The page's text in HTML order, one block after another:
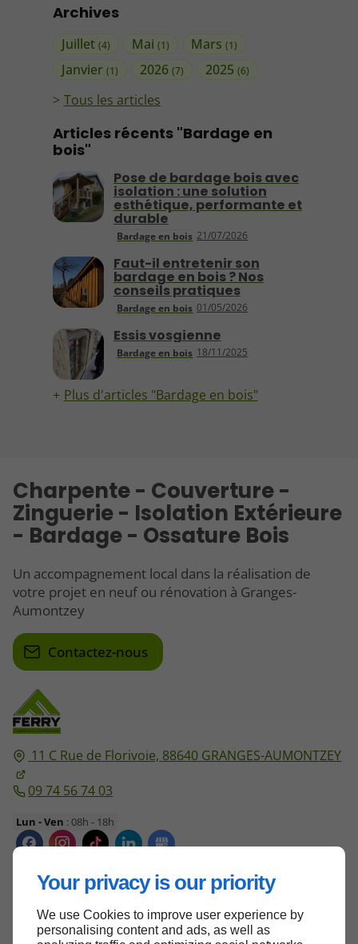
Your privacy is our priority
We use Cookies to improve user experience by
personalising content and ads, as well as
Archives
Juillet (4) Mai(1) Mars(1)
Janvier (1) 2026(7) 2025(6)
Tous les articles
Articles récents "Bardage en
bois"
Bardage en bois 21/07/2026
Pose de bardage bois avec
isolation : une solution
esthétique, performante et
durable
Bardage en bois 01/05/2026
Faut-il entretenir son
bardage en bois ? Nos
conseils pratiques
Bardage en bois 18/11/2025
Essis vosgienne
Plus d'articles "Bardage en bois"
11 C Rue de Florivoie, 88640 GRANGES-AUMONTZEY
09 74 56 74 03
Lun - Ven : 08h - 18h
Accueil
Contactez-nous
Charpente - Couverture -
Zinguerie - Isolation Extérieure
- Bardage - Ossature Bois
Un accompagnement local dans la réalisation de
votre projet en neuf ou rénovation à Granges-
Aumontzey
Contactez-nous